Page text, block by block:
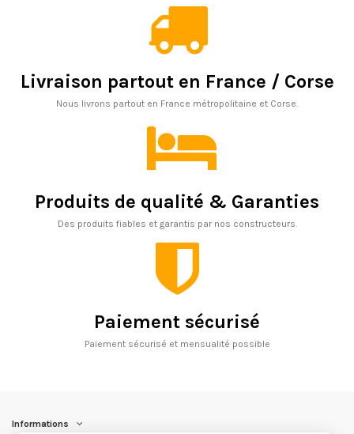
Livraison partout en France / Corse
Nous livrons partout en France métropolitaine et Corse.
Produits de qualité & Garanties
Des produits fiables et garantis par nos constructeurs.
Paiement sécurisé
Paiement sécurisé et mensualité possible
Informations